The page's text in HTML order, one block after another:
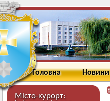
Головна Новини
Місто-курорт: